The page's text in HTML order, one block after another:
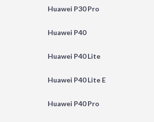
Huawei P30 Pro
Huawei P40
Huawei P40 Lite
Huawei P40 Lite E
Huawei P40 Pro